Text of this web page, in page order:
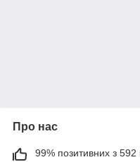
Про нас
99% позитивних з 592